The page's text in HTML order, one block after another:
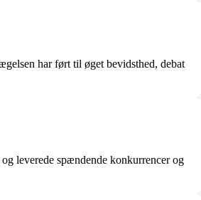
har ført til øget bevidsthed, debat
leverede spændende konkurrencer og